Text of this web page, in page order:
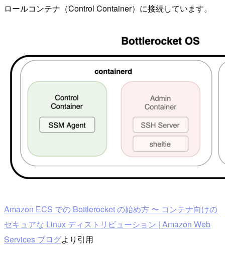
ロールコンテナ（Control Container）に接続しています。
Amazon ECS での Bottlerocket の始め方 〜 コンテナ向けの
セキュアな Linux ディストリビューション | Amazon Web
Services ブログより引用